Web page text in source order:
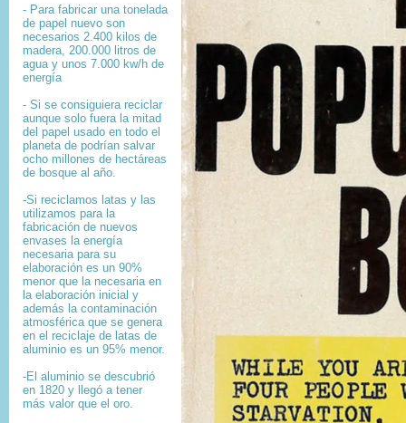
- Para fabricar una tonelada
de papel nuevo son
necesarios 2.400 kilos de
madera, 200.000 litros de
agua y unos 7.000 kw/h de
energía
- Si se consiguiera reciclar
aunque solo fuera la mitad
del papel usado en todo el
planeta de podrían salvar
ocho millones de hectáreas
de bosque al año.
-Si reciclamos latas y las
utilizamos para la
fabricación de nuevos
envases la energía
necesaria para su
elaboración es un 90%
menor que la necesaria en
la elaboración inicial y
además la contaminación
atmosférica que se genera
en el reciclaje de latas de
aluminio es un 95% menor.
-El aluminio se descubrió
en 1820 y llegó a tener
más valor que el oro.